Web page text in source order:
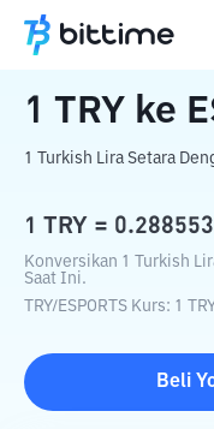
Beranda Konverter
1 TRY ke
1 Turkish Lira Setara
1 TRY =
Konversikan 1 Turkish
Saat Ini.
TRY/ESPORTS Kurs: 1
Beli